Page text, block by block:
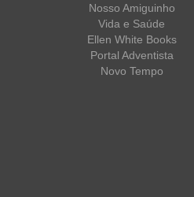
Nosso Amiguinho
Vida e Saúde
Ellen White Books
Portal Adventista
Novo Tempo